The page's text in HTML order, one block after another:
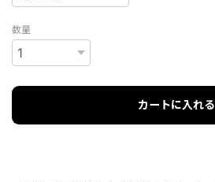
数量
カートに入れる